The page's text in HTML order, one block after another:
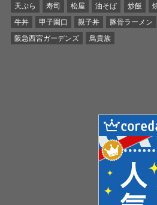
天ぷら
寿司 松屋 油そば 炒飯
牛丼
甲子園口 親子丼 豚骨ラーメン
阪急西宮ガーデンズ
鳥貴族